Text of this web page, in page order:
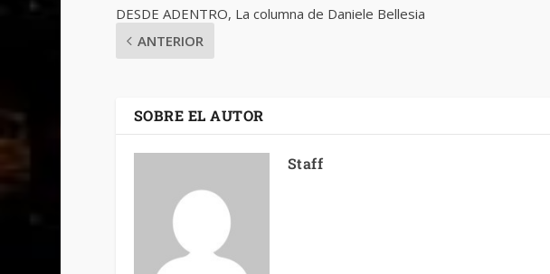
DESDE ADENTRO, La columna de Daniele Bellesia
ANTERIOR
SOBRE EL AUTOR
Staff